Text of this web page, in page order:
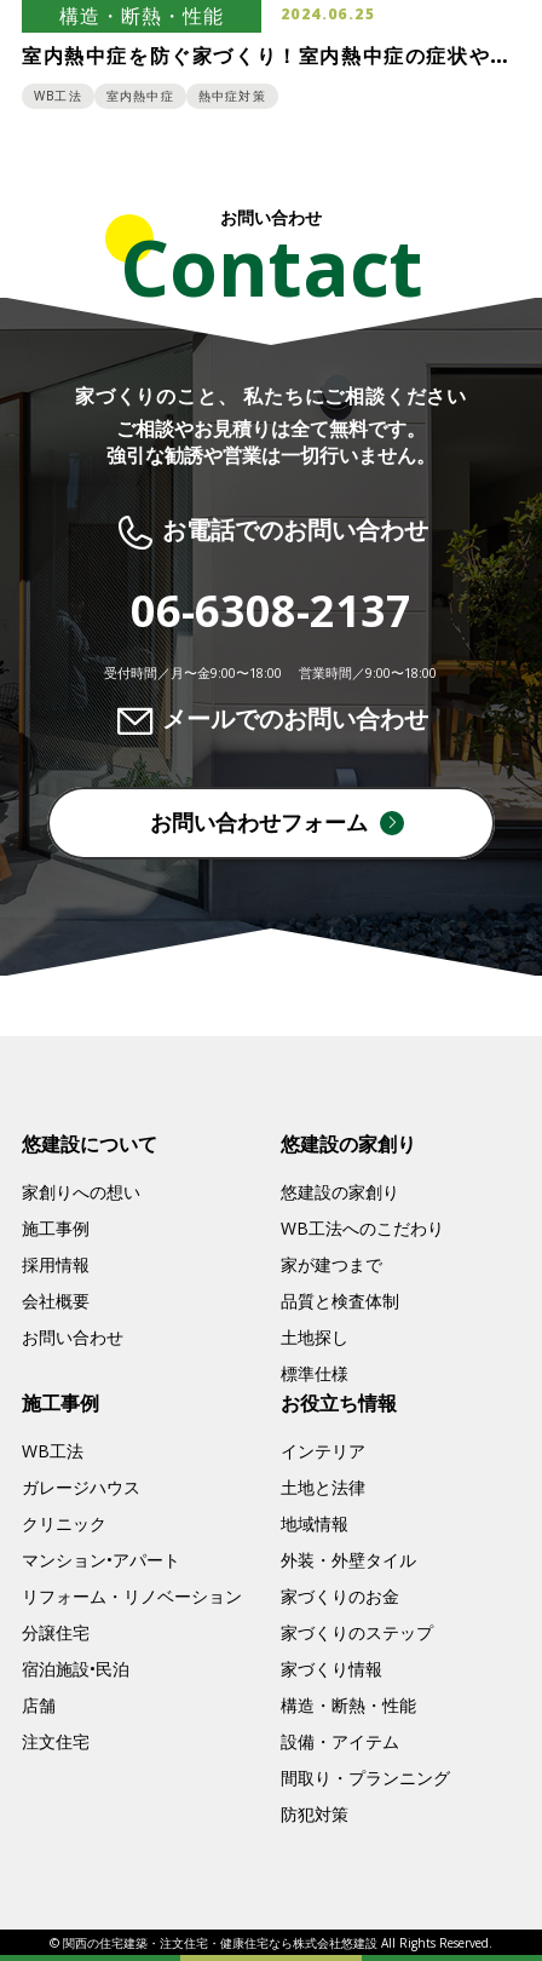
構造・断熱・性能 2024.06.25
室内熱中症を防ぐ家づくり！室内熱中症の症状や対
策について解説します
WB工法 室内熱中症 熱中症対策
お問い合わせ
Contact
家づくりのこと、 私たちにご相談ください
ご相談やお見積りは全て無料です。
強引な勧誘や営業は一切行いません。
お電話でのお問い合わせ
06-6308-2137
受付時間／月〜金9:00〜18:00 営業時間／9:00〜18:00
メールでのお問い合わせ
お問い合わせフォーム
悠建設について
家創りへの想い
施工事例
採用情報
会社概要
お問い合わせ
悠建設の家創り
悠建設の家創り
WB工法へのこだわり
家が建つまで
品質と検査体制
土地探し
標準仕様
施工事例
WB工法
ガレージハウス
クリニック
マンション•アパート
リフォーム・リノベーション
分譲住宅
宿泊施設•民泊
店舗
注文住宅
お役立ち情報
インテリア
土地と法律
地域情報
外装・外壁タイル
家づくりのお金
家づくりのステップ
家づくり情報
構造・断熱・性能
設備・アイテム
間取り・プランニング
防犯対策
© 関西の住宅建築・注文住宅・健康住宅なら株式会社悠建設 All Rights Reserved.